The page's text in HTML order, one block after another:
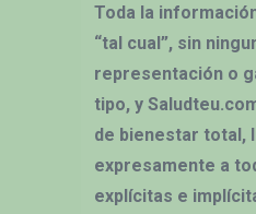
Toda la
“tal cual”, sin
representación o
tipo, y
de bienestar total,
expresamente a
explícitas e